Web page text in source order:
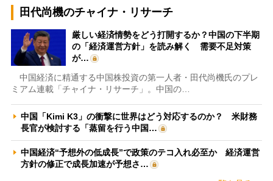
田代尚機のチャイナ・リサーチ
厳しい経済情勢をどう打開するか？中国の下半期
の「経済運営方針」を読み解く 需要不足対策
が…
中国経済に精通する中国株投資の第一人者・田代尚機氏のプレ
ミアム連載「チャイナ・リサーチ」。中国の…
中国「Kimi K3」の衝撃に世界はどう対応するのか？ 米財務
長官が検討する「蒸留を行う中国…
中国経済“予想外の低成長”で政策のテコ入れ必至か 経済運営
方針の修正で成長加速が予想さ…